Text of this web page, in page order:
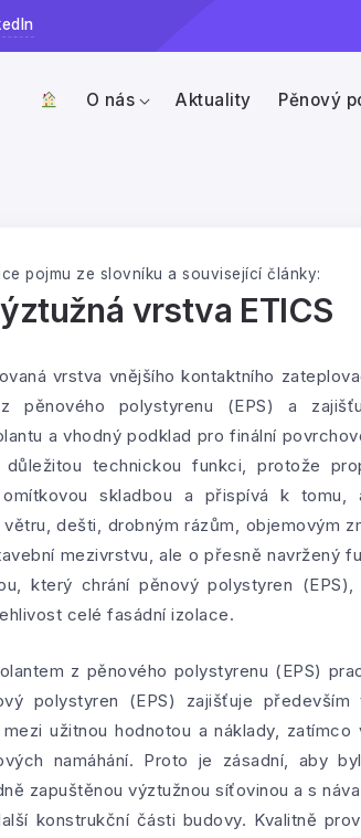
O nás Aktuality Pěnový
pojmu ze slovníku a související články:
vrstva ETICS
vrstva vnějšího kontaktního
pěnového polystyrenu (EPS) a
a vhodný podklad pro finální
technickou funkci, protože
skladbou a přispívá k tomu,
dešti, drobným rázům, objemovým
mezivrstvu, ale o přesně navržený
který chrání pěnový polystyren
celé fasádní izolace.
z pěnového polystyrenu (EPS)
polystyren (EPS) zajišťuje především
užitnou hodnotou a náklady, zatímco
namáhání. Proto je zásadní, aby
zapuštěnou výztužnou síťovinou a s
konstrukční části budovy. Kvalitně